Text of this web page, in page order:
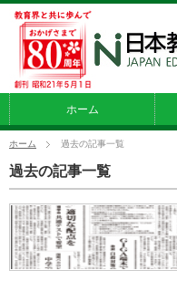
ホーム
ホーム 過去の記事一覧
過去の記事一覧